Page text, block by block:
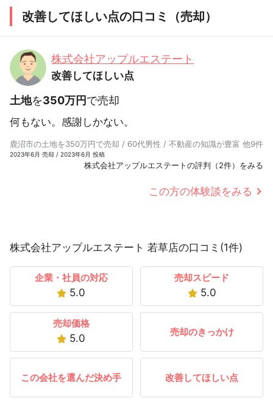
改善してほしい点の口コミ（売却）
株式会社アップルエステート
改善してほしい点
土地を350万円で売却
何もない。感謝しかない。
鹿沼市の土地を350万円で売却 / 60代男性 / 不動産の知識が豊富 他9件
2023年6月 売却 / 2023年6月 投稿
株式会社アップルエステートの評判（2件）をみる
この方の体験談をみる
株式会社アップルエステート 若草店の口コミ(1件)
企業・社員の対応
5.0
売却スピード
5.0
売却価格
5.0
売却のきっかけ
この会社を選んだ決め手 改善してほしい点